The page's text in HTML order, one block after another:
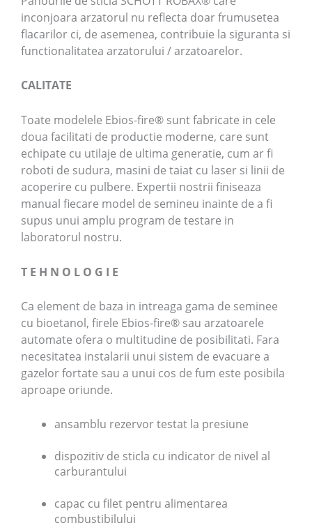
inconjoara arzatorul nu reflecta doar frumusetea
flacarilor ci, de asemenea, contribuie la siguranta si
functionalitatea arzatorului / arzatoarelor.
CALITATE
Toate modelele Ebios-fire® sunt fabricate in cele
doua facilitati de productie moderne, care sunt
echipate cu utilaje de ultima generatie, cum ar fi
roboti de sudura, masini de taiat cu laser si linii de
acoperire cu pulbere. Expertii nostrii finiseaza
manual fiecare model de semineu inainte de a fi
supus unui amplu program de testare in
laboratorul nostru.
T E H N O L O G I E
Ca element de baza in intreaga gama de seminee
cu bioetanol, firele Ebios-fire® sau arzatoarele
automate ofera o multitudine de posibilitati. Fara
necesitatea instalarii unui sistem de evacuare a
gazelor fortate sau a unui cos de fum este posibila
aproape oriunde.
ansamblu rezervor testat la presiune
dispozitiv de sticla cu indicator de nivel al
carburantului
capac cu filet pentru alimentarea
combustibilului